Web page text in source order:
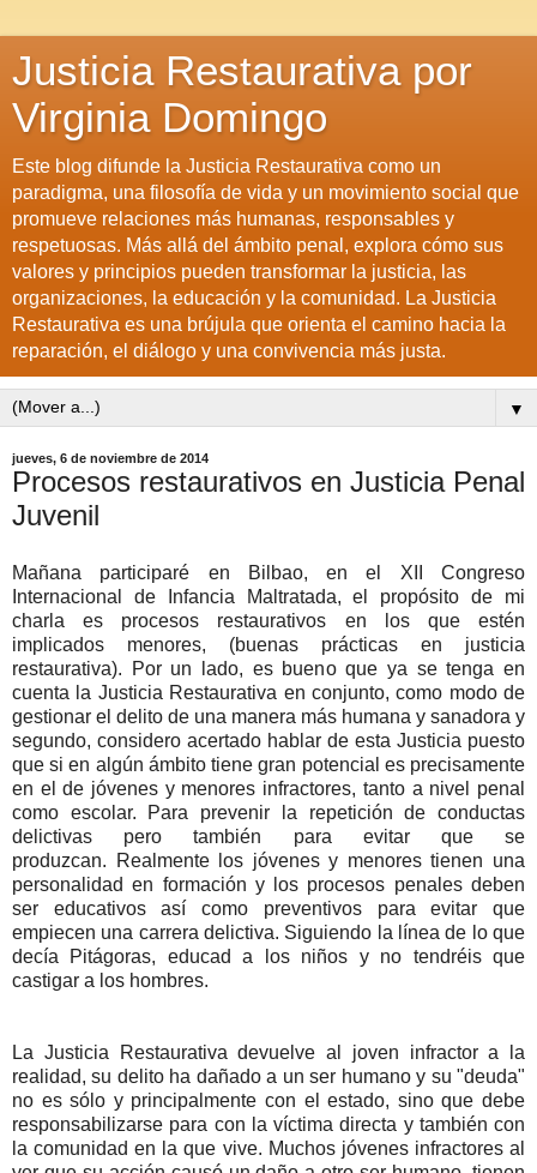
Justicia Restaurativa por
Virginia Domingo
Este blog difunde la Justicia Restaurativa como un
paradigma, una filosofía de vida y un movimiento social que
promueve relaciones más humanas, responsables y
respetuosas. Más allá del ámbito penal, explora cómo sus
valores y principios pueden transformar la justicia, las
organizaciones, la educación y la comunidad. La Justicia
Restaurativa es una brújula que orienta el camino hacia la
reparación, el diálogo y una convivencia más justa.
▼
jueves, 6 de noviembre de 2014
Procesos restaurativos en Justicia Penal
Juvenil
Mañana participaré en Bilbao, en el XII Congreso
Internacional de Infancia Maltratada, el propósito de mi
charla es procesos restaurativos en los que estén
implicados menores, (buenas prácticas en justicia
restaurativa). Por un lado, es bueno que ya se tenga en
cuenta la Justicia Restaurativa en conjunto, como modo de
gestionar el delito de una manera más humana y sanadora y
segundo, considero acertado hablar de esta Justicia puesto
que si en algún ámbito tiene gran potencial es precisamente
en el de jóvenes y menores infractores, tanto a nivel penal
como escolar. Para prevenir la repetición de conductas
delictivas pero también para evitar que se
produzcan.
Realmente los jóvenes y menores tienen una
personalidad en formación y los procesos penales deben
ser educativos así como preventivos para evitar que
empiecen una carrera delictiva. Siguiendo la línea de lo que
decía Pitágoras, educad a los niños y no tendréis que
castigar a los hombres.
La Justicia Restaurativa devuelve al joven infractor a la
realidad, su delito ha dañado a un ser humano y su "deuda"
no es sólo y principalmente con el estado, sino que debe
responsabilizarse para con la víctima directa y también con
la comunidad en la que vive. Muchos jóvenes infractores al